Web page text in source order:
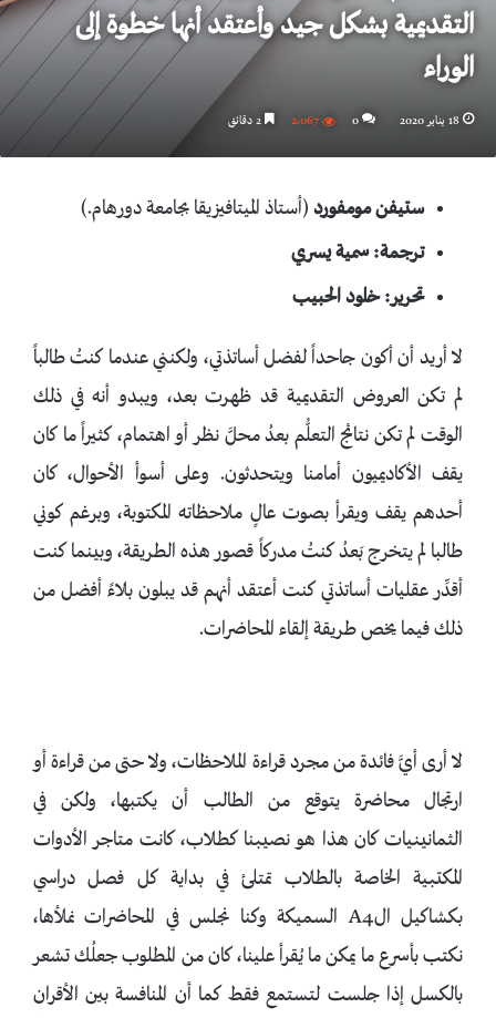
التقديمية بشكل جيد وأعتقد أنها خطوة إلى
الوراء
18 يناير 2020 0 2٬067
ستيفن مومفورد (أستاذ الميتافيزيقا بجامعة دورهام.)
ترجمة: سمية يسري
تحرير: خلود الحبيب
لا أريد أن أكون جاحداً لفضل أساتذتي، ولكنني عندما كنتُ طالباً
لم تكن العروض التقديمية قد ظهرت بعد، ويبدو أنه في ذلك
الوقت لم تكن نتائج التعلُّم بعدُ محلَّ نظر أو اهتمام، كثيراً ما كان
يقف الأكاديميون أمامنا ويتحدثون. وعلى أسوأ الأحوال، كان
أحدهم يقف ويقرأ بصوت عالٍ ملاحظاته المكتوبة، وبرغم كوني
طالبا لم يتخرج بَعدُ كنتُ مدركاً قصور هذه الطريقة، وبينما كنت
أقدِّر عقليات أساتذتي كنت أعتقد أنهم قد يبلون بلاءً أفضل من
ذلك فيما يخص طريقة إلقاء المحاضرات.
لا أرى أيَّ فائدة من مجرد قراءة الملاحظات، ولا حتى من قراءة أو
ارتجال محاضرة يتوقع من الطالب أن يكتبها، ولكن في
الثمانينيات كان هذا هو نصيبنا كطلاب، كانت متاجر الأدوات
المكتبية الخاصة بالطلاب تمتلئ في بداية كل فصل دراسي
بكشاكيل الA4 السميكة وكنا نجلس في المحاضرات نملأها،
نكتب بأسرع ما يمكن ما يُقرأ علينا، كان من المطلوب جعلُك تشعر
بالكسل إذا جلست لتستمع فقط كما أن المنافسة بين الأقران